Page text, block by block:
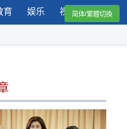
育 娱乐 视频简体/繁體切換